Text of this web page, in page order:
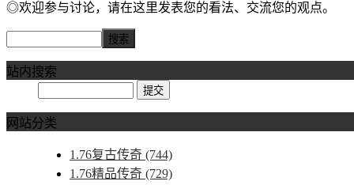
◎欢迎参与讨论，请在这里发表您的看法、交流您的观点。
站内搜索
网站分类
1.76复古传奇 (744)
1.76精品传奇 (729)